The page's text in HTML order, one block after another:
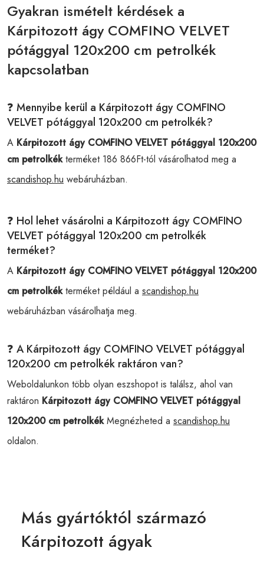
Gyakran ismételt kérdések a
Kárpitozott ágy COMFINO VELVET
pótággyal 120x200 cm petrolkék
kapcsolatban
❓ Mennyibe kerül a Kárpitozott ágy COMFINO
VELVET pótággyal 120x200 cm petrolkék?
A Kárpitozott ágy COMFINO VELVET pótággyal 120x200
cm petrolkékterméket 186 866Ft-tól vásárolhatod meg a
scandishop.hu webáruházban.
❓ Hol lehet vásárolni a Kárpitozott ágy COMFINO
VELVET pótággyal 120x200 cm petrolkék
terméket?
A Kárpitozott ágy COMFINO VELVET pótággyal 120x200
cm petrolkékterméket például a scandishop.hu
webáruházban vásárolhatja meg.
❓ A Kárpitozott ágy COMFINO VELVET pótággyal
120x200 cm petrolkék raktáron van?
Weboldalunkon több olyan eszshopot is találsz, ahol van
raktáron Kárpitozott ágy COMFINO VELVET pótággyal
120x200 cm petrolkékMegnézheted a scandishop.hu
oldalon.
Más gyártóktól származó
Kárpitozott ágyak